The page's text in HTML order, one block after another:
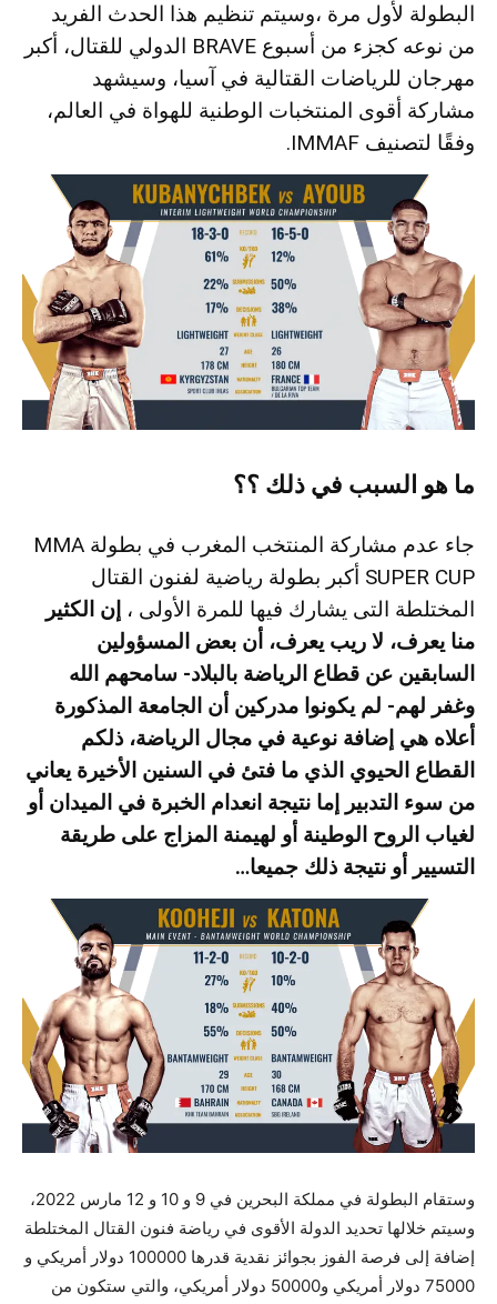
البطولة لأول مرة ،وسيتم تنظيم هذا الحدث الفريد
من نوعه كجزء من أسبوع BRAVE الدولي للقتال، أكبر
مهرجان للرياضات القتالية في آسيا، وسيشهد
مشاركة أقوى المنتخبات الوطنية للهواة في العالم،
وفقًا لتصنيف IMMAF.
ما هو السبب في ذلك ؟؟
جاء عدم مشاركة المنتخب المغرب في بطولة MMA
SUPER CUP أكبر بطولة رياضية لفنون القتال
المختلطة التى يشارك فيها للمرة الأولى ، إن الكثير
منا يعرف، لا ريب يعرف، أن بعض المسؤولين
السابقين عن قطاع الرياضة بالبلاد- سامحهم الله
وغفر لهم- لم يكونوا مدركين أن الجامعة المذكورة
أعلاه هي إضافة نوعية في مجال الرياضة، ذلكم
القطاع الحيوي الذي ما فتئ في السنين الأخيرة يعاني
من سوء التدبير إما نتيجة انعدام الخبرة في الميدان أو
لغياب الروح الوطينة أو لهيمنة المزاج على طريقة
التسيير أو نتيجة ذلك جميعا…
وستقام البطولة في مملكة البحرين في 9 و 10 و 12 مارس 2022،
وسيتم خلالها تحديد الدولة الأقوى في رياضة فنون القتال المختلطة
إضافة إلى فرصة الفوز بجوائز نقدية قدرها 100000 دولار أمريكي و
75000 دولار أمريكي و50000 دولار أمريكي، والتي ستكون من